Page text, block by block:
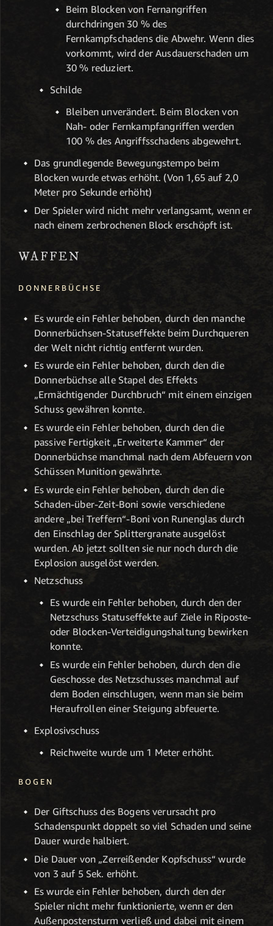
Beim Blocken von Fernangriffen
durchdringen 30 % des
Fernkampfschadens die Abwehr. Wenn dies
vorkommt, wird der Ausdauerschaden um
30 % reduziert.
Schilde
Bleiben unverändert. Beim Blocken von
Nah- oder Fernkampfangriffen werden
100 % des Angriffsschadens abgewehrt.
Das grundlegende Bewegungstempo beim
Blocken wurde etwas erhöht. (Von 1,65 auf 2,0
Meter pro Sekunde erhöht)
Der Spieler wird nicht mehr verlangsamt, wenn er
nach einem zerbrochenen Block erschöpft ist.
WAFFEN
DONNERBÜCHSE
Es wurde ein Fehler behoben, durch den manche
Donnerbüchsen-Statuseffekte beim Durchqueren
der Welt nicht richtig entfernt wurden.
Es wurde ein Fehler behoben, durch den die
Donnerbüchse alle Stapel des Effekts
„Ermächtigender Durchbruch“ mit einem einzigen
Schuss gewähren konnte.
Es wurde ein Fehler behoben, durch den die
passive Fertigkeit „Erweiterte Kammer“ der
Donnerbüchse manchmal nach dem Abfeuern von
Schüssen Munition gewährte.
Es wurde ein Fehler behoben, durch den die
Schaden-über-Zeit-Boni sowie verschiedene
andere „bei Treffern“-Boni von Runenglas durch
den Einschlag der Splittergranate ausgelöst
wurden. Ab jetzt sollten sie nur noch durch die
Explosion ausgelöst werden.
Netzschuss
Es wurde ein Fehler behoben, durch den der
Netzschuss Statuseffekte auf Ziele in Riposte-
oder Blocken-Verteidigungshaltung bewirken
konnte.
Es wurde ein Fehler behoben, durch den die
Geschosse des Netzschusses manchmal auf
dem Boden einschlugen, wenn man sie beim
Heraufrollen einer Steigung abfeuerte.
Explosivschuss
Reichweite wurde um 1 Meter erhöht.
BOGEN
Der Giftschuss des Bogens verursacht pro
Schadenspunkt doppelt so viel Schaden und seine
Dauer wurde halbiert.
Die Dauer von „Zerreißender Kopfschuss“ wurde
von 3 auf 5 Sek. erhöht.
Es wurde ein Fehler behoben, durch den der
Spieler nicht mehr funktionierte, wenn er den
Außenpostensturm verließ und dabei mit einem